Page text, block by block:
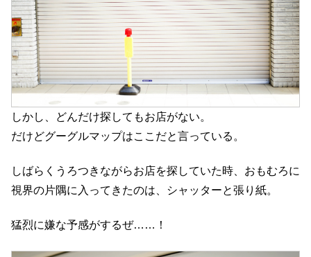
しかし、どんだけ探してもお店がない。
だけどグーグルマップはここだと言っている。
しばらくうろつきながらお店を探していた時、おもむろに
視界の片隅に入ってきたのは、シャッターと張り紙。
猛烈に嫌な予感がするぜ……！